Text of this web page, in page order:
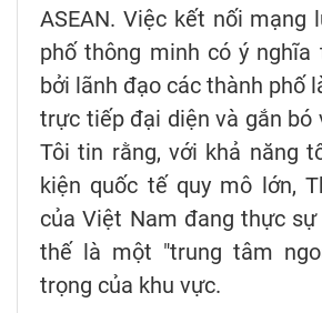
ASEAN. Việc kết nối mạng
phố thông minh có ý nghĩa
bởi lãnh đạo các thành phố
trực tiếp đại diện và gắn bó
Tôi tin rằng, với khả năng
kiện quốc tế quy mô lớn,
của Việt Nam đang thực
thế là một "trung tâm
trọng của khu vực.